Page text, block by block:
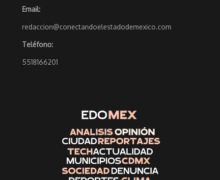
Email:
redaccion@conectandoelestadodemexico.com
Teléfono:
5518166201